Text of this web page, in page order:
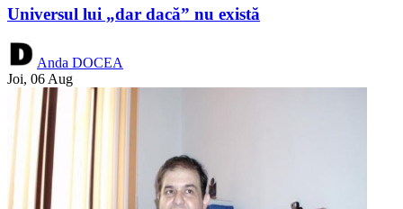
Universul lui „dar dacă” nu există
Anda DOCEA
Joi, 06 Aug